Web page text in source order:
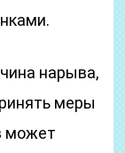
нарыва,
меры
может